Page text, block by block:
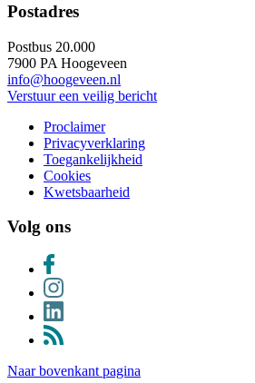
Postadres
Postbus 20.000
7900 PA Hoogeveen
info@hoogeveen.nl
Verstuur een veilig bericht
Proclaimer
Privacyverklaring
Toegankelijkheid
Cookies
Kwetsbaarheid
Volg ons
Naar bovenkant pagina